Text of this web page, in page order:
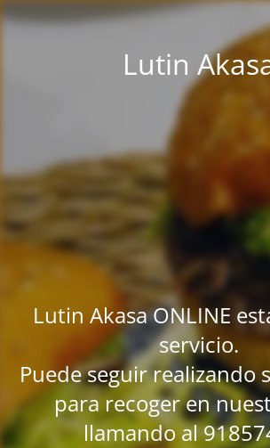
Lutin
Lutin Akasa ONLINE
servicio.
Puede seguir realizando
para recoger en
llamando al